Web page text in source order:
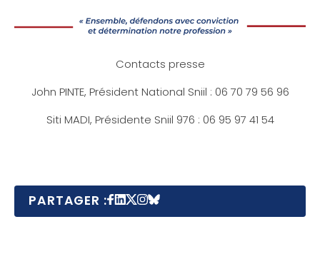
Contacts presse
John PINTE, Président National Sniil : 06 70 79 56 96
Siti MADI, Présidente Sniil 976 : 06 95 97 41 54
PARTAGER :